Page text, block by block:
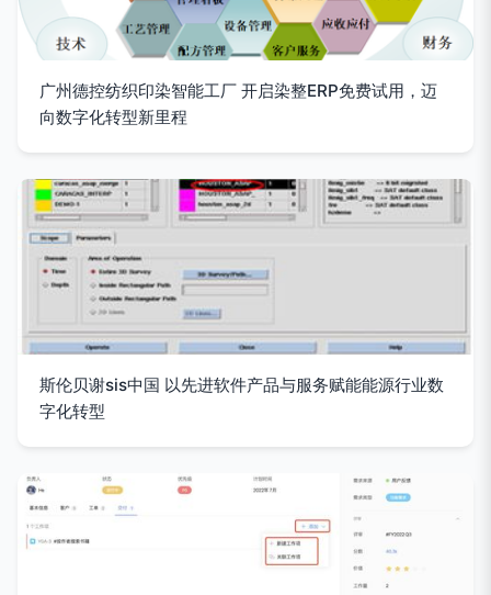
广州德控纺织印染智能工厂 开启染整ERP免费试用，迈
向数字化转型新里程
斯伦贝谢sis中国 以先进软件产品与服务赋能能源行业数
字化转型